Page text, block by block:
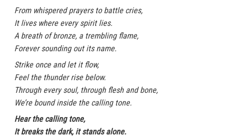
From whispered prayers to battle cries,
It lives where every spirit lies.
A breath of bronze, a trembling flame,
Forever sounding out its name.
Strike once and let it flow,
Feel the thunder rise below.
Through every soul, through flesh and bone,
We’re bound inside the calling tone.
Hear the calling tone,
It breaks the dark, it stands alone.